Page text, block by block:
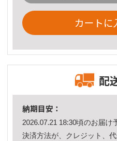
カートに
配
納期目安：
2026.07.21 18:30頃のお届け
決済方法が、クレジット、